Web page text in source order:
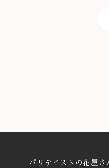
パリテイストの花屋